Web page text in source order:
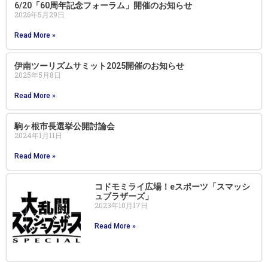
6/20「60周年記念フォーラム」開催のお知らせ
2026年5月29日
Read More »
伊南ツーリズムサミット2025開催のお知らせ
2025年5月8日
Read More »
駒ヶ根市長選挙公開討論会
2024年1月11日
Read More »
コドモミライ広場！eスポーツ「スマッシ
ュブラザーズ」
2023年10月17日
Read More »